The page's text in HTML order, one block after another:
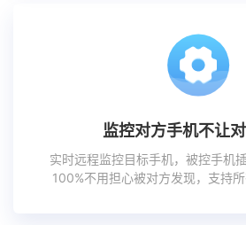
监控对方手机不让
实时远程监控目标手机，被控手机
100%不用担心被对方发现，支持所